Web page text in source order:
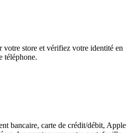
store et vérifiez votre identité en
téléphone.
bancaire, carte de crédit/débit, Apple